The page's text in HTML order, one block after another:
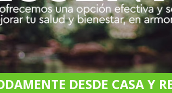
DESDE CASA Y